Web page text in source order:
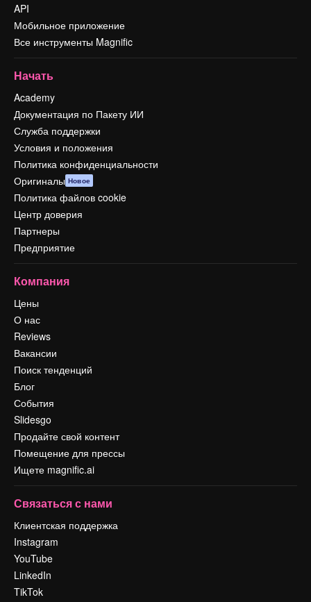
API
Мобильное приложение
Все инструменты Magnific
Начать
Academy
Документация по Пакету ИИ
Служба поддержки
Условия и положения
Политика конфиденциальности
Оригиналы Новое
Политика файлов cookie
Центр доверия
Партнеры
Предприятие
Компания
Цены
О нас
Reviews
Вакансии
Поиск тенденций
Блог
События
Slidesgo
Продайте свой контент
Помещение для прессы
Ищете magnific.ai
Связаться с нами
Клиентская поддержка
Instagram
YouTube
LinkedIn
TikTok